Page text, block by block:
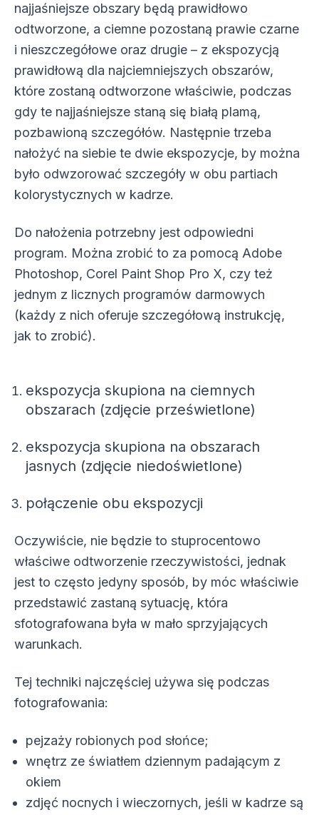
najjaśniejsze obszary będą prawidłowo
odtworzone, a ciemne pozostaną prawie czarne
i nieszczegółowe oraz drugie – z ekspozycją
prawidłową dla najciemniejszych obszarów,
które zostaną odtworzone właściwie, podczas
gdy te najjaśniejsze staną się białą plamą,
pozbawioną szczegółów. Następnie trzeba
nałożyć na siebie te dwie ekspozycje, by można
było odwzorować szczegóły w obu partiach
kolorystycznych w kadrze.
Do nałożenia potrzebny jest odpowiedni
program. Można zrobić to za pomocą Adobe
Photoshop, Corel Paint Shop Pro X, czy też
jednym z licznych programów darmowych
(każdy z nich oferuje szczegółową instrukcję,
jak to zrobić).
ekspozycja skupiona na ciemnych
obszarach (zdjęcie prześwietlone)
ekspozycja skupiona na obszarach
jasnych (zdjęcie niedoświetlone)
połączenie obu ekspozycji
Oczywiście, nie będzie to stuprocentowo
właściwe odtworzenie rzeczywistości, jednak
jest to często jedyny sposób, by móc właściwie
przedstawić zastaną sytuację, która
sfotografowana była w mało sprzyjających
warunkach.
Tej techniki najczęściej używa się podczas
fotografowania:
pejzaży robionych pod słońce;
wnętrz ze światłem dziennym padającym z
okiem
zdjęć nocnych i wieczornych, jeśli w kadrze są